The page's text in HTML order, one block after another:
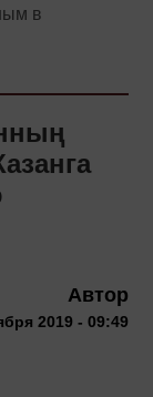
в
Автор
2019 - 09:49